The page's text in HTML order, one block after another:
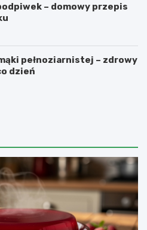
– domowy przepis
pełnoziarnistej – zdrowy
dzień